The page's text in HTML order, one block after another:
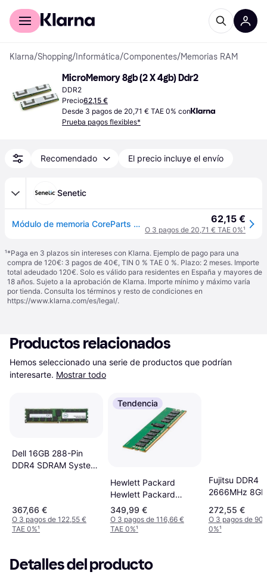
Comprar con Klarna
Klarna/Shopping/ Informática/Componentes/Memorias RAM
MicroMemory 8gb (2 X 4gb) Ddr2
DDR2
Precio62,15 €
Desde 3 pagos de 20,71 € TAE 0% con
Prueba pagos flexibles*
Recomendado El precio incluye el envío
Senetic
Módulo de memoria CoreParts MMA8221/8GB 2 x 4 GB DDR2 ECC MMA8221/8GB 62,15 €
O 3 pagos de 20,71 € TAE 0%¹
¹*Paga en 3 plazos sin intereses con Klarna. Ejemplo de pago para una
compra de 120€: 3 pagos de 40€, TIN 0 % TAE 0 %. Plazo: 2 meses. Importe
total adeudado 120€. Solo es válido para residentes en España y mayores de
18 años. Sujeto a la aprobación de Klarna. Importe mínimo y máximo varía
por tienda. Consulta los términos y resto de condiciones en
https://www.klarna.com/es/legal/.
Productos relacionados
Hemos seleccionado una serie de productos que podrían
interesarte. Mostrar todo
Dell 16GB 288-Pin
DDR4 SDRAM System
367,66 €
O 3 pagos de 122,55 €
TAE 0%¹
Tendencia
Hewlett Packard
Hewlett Packard
Enterprise 16GB
DDR4-2400 16GB
DDR
349,99 €
O 3 pagos de 116,66 €
TAE 0%¹
Fujitsu DDR4
2666MHz 8GB
L715)
272,55 €
O 3 pagos de
0%¹
Detalles del producto